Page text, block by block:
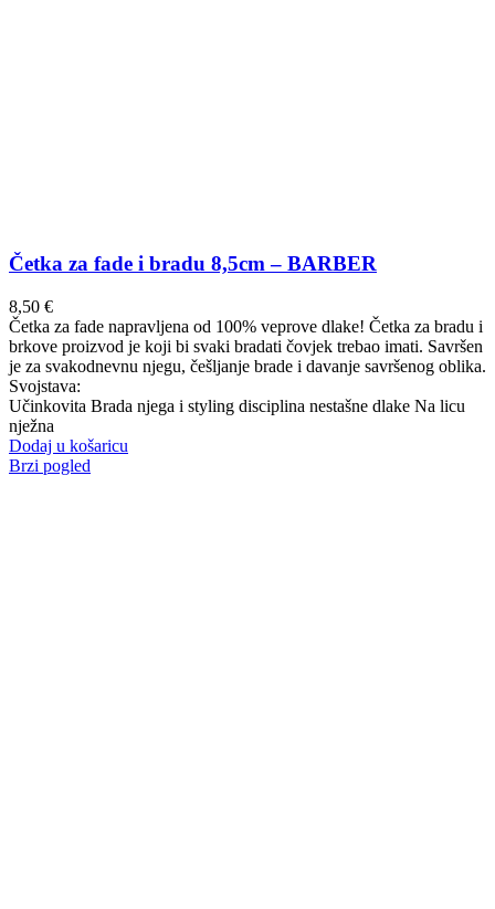
Četka za fade i bradu 8,5cm – BARBER
8,50 €
Četka za fade napravljena od 100% veprove dlake! Četka za bradu i
brkove proizvod je koji bi svaki bradati čovjek trebao imati. Savršen
je za svakodnevnu njegu, češljanje brade i davanje savršenog oblika.
Svojstava:
Učinkovita Brada njega i styling disciplina nestašne dlake Na licu
nježna
Dodaj u košaricu
Brzi pogled